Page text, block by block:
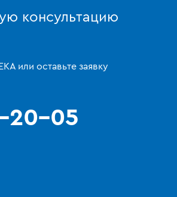
консультацию
или оставьте заявку
20-05